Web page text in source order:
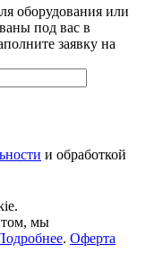
оборудования или
под вас в
заявку на
и обработкой
мы
. Оферта